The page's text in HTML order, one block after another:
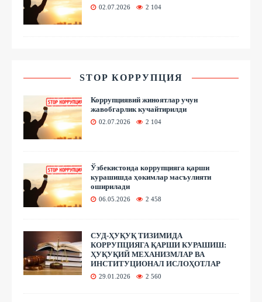
02.07.2026 2 104
STOP КОРРУПЦИЯ
Коррупциявий жиноятлар учун
жавобгарлик кучайтирилди
02.07.2026 2 104
Ўзбекистонда коррупцияга қарши
курашишда ҳокимлар масъулияти
оширилади
06.05.2026 2 458
СУД-ҲУҚУҚ ТИЗИМИДА
КОРРУПЦИЯГА ҚАРШИ КУРАШИШ:
ҲУҚУҚИЙ МЕХАНИЗМЛАР ВА
ИНСТИТУЦИОНАЛ ИСЛОҲОТЛАР
29.01.2026 2 560